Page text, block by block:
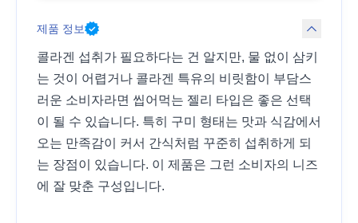
제품 정보
콜라겐 섭취가 필요하다는 건 알지만, 물 없이 삼키
는 것이 어렵거나 콜라겐 특유의 비릿함이 부담스
러운 소비자라면 씹어먹는 젤리 타입은 좋은 선택
이 될 수 있습니다. 특히 구미 형태는 맛과 식감에서
오는 만족감이 커서 간식처럼 꾸준히 섭취하게 되
는 장점이 있습니다. 이 제품은 그런 소비자의 니즈
에 잘 맞춘 구성입니다.